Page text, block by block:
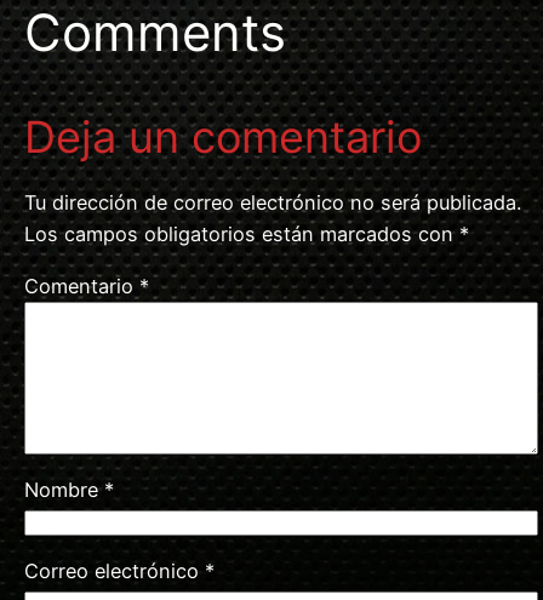
Comments
Deja un comentario
Tu dirección de correo electrónico no será publicada.
Los campos obligatorios están marcados con *
Comentario*
Nombre*
Correo electrónico *